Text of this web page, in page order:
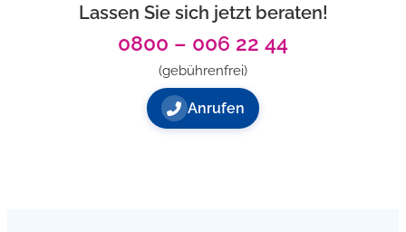
Lassen Sie sich jetzt beraten!
0800 – 006 22 44
(gebührenfrei)
Anrufen